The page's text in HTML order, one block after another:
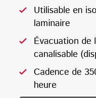
Utilisable en
laminaire
Évacuation de
canalisable
Cadence de
heure